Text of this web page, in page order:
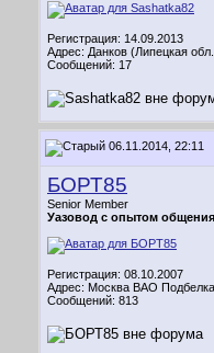
Регистрация: 14.09.2013
Адрес: Данков (Липецкая
Сообщений: 17
06.11.2014, 22:11
БОРТ85
Senior Member
Уазовод с опытом общения
Регистрация: 08.10.2007
Адрес: Москва ВАО Подбелка
Сообщений: 813